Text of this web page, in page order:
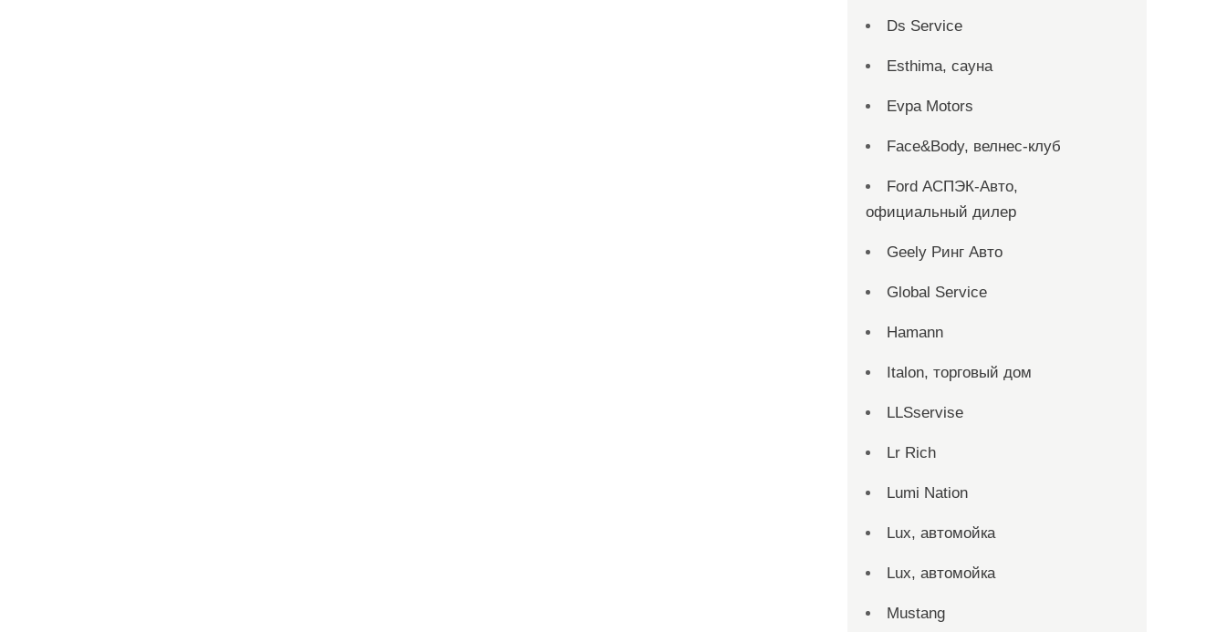
Ds Service
Esthima, сауна
Evpa Motors
Face&Body, велнес-клуб
Ford АСПЭК-Авто,
официальный дилер
Geely Ринг Авто
Global Service
Hamann
Italon, торговый дом
LLSservise
Lr Rich
Lumi Nation
Lux, автомойка
Lux, автомойка
Mustang